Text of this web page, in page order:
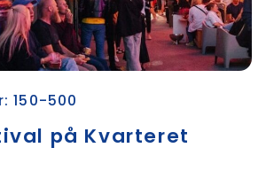
150-500
på Kvarteret